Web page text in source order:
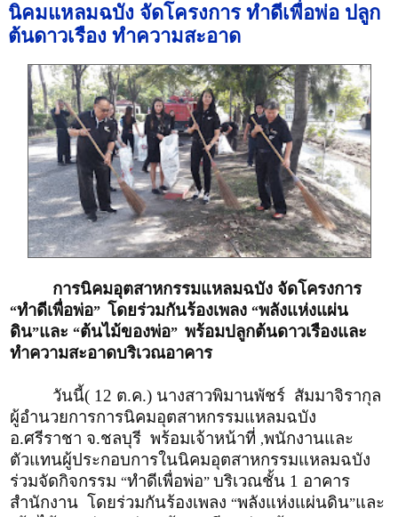
นิคมแหลมฉบัง จัดโครงการ ทำดีเพื่อพ่อ ปลูก
ต้นดาวเรือง ทำความสะอาด
การนิคมอุตสาหกรรมแหลมฉบัง จัดโครงการ
“ทำดีเพื่อพ่อ” โดยร่วมกันร้องเพลง “พลังแห่งแผ่น
ดิน”และ “ต้นไม้ของพ่อ” พร้อมปลูกต้นดาวเรืองและ
ทำความสะอาดบริเวณอาคาร
วันนี้( 12 ต.ค.) นางสาวพิมานพัชร์ สัมมาจิรากุล
ผู้อำนวยการการนิคมอุตสาหกรรมแหลมฉบัง
อ.ศรีราชา จ.ชลบุรี พร้อมเจ้าหน้าที่ ,พนักงานและ
ตัวแทนผู้ประกอบการในนิคมอุตสาหกรรมแหลมฉบัง
ร่วมจัดกิจกรรม “ทำดีเพื่อพ่อ” บริเวณชั้น 1 อาคาร
สำนักงาน โดยร่วมกันร้องเพลง “พลังแห่งแผ่นดิน”และ